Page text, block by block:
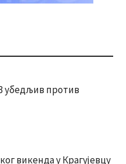
убедљив против
викенда у Крагујевцу